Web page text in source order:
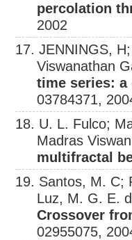
percolation
2002
17. JENNINGS,
Viswanathan
time series: a
03784371,
18. U. L. Fulco;
Madras
multifractal
19. Santos, M. C;
Luz, M. G. E.
Crossover
02955075,